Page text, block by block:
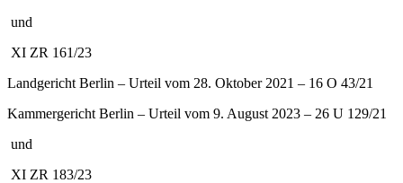
und
XI ZR 161/23
Landgericht Berlin – Urteil vom 28. Oktober 2021 – 16 O 43/21
Kammergericht Berlin – Urteil vom 9. August 2023 – 26 U 129/21
und
XI ZR 183/23